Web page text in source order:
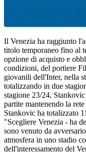
Il Venezia ha raggiunto
titolo temporaneo fino al
opzione di acquisto e
condizioni, del portiere
giovanili dell'Inter, nella
totalizzando in due
stagione 23/24,
partite mantenendo la
Stankovic ha totalizzato
"Scegliere Venezia - ha
sono venuto da
atmosfera in uno stadio
dell'interessamento del